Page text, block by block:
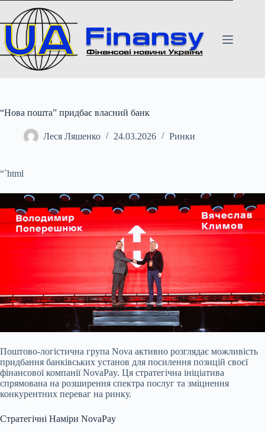
вмісту
“Нова пошта” придбає власний банк
Леся Ляшенко 24.03.2026 Ринки
“`html
Поштово-логістична група Nova активно розглядає можливість
придбання банківських установ для посилення позицій своєї
фінансової компанії NovaPay. Ця стратегічна ініціатива
спрямована на розширення спектра послуг та зміцнення
конкурентних переваг на ринку.
Стратегічні Наміри NovaPay